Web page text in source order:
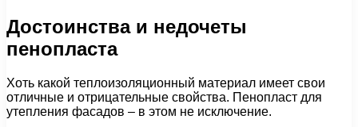
Достоинства и недочеты
пенопласта
Хоть какой теплоизоляционный материал имеет свои
отличные и отрицательные свойства. Пенопласт для
утепления фасадов – в этом не исключение.